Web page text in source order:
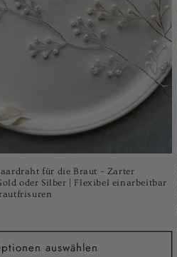
für die Braut – Zarter
oder Silber | Flexibel einarbeitbar
auswählen